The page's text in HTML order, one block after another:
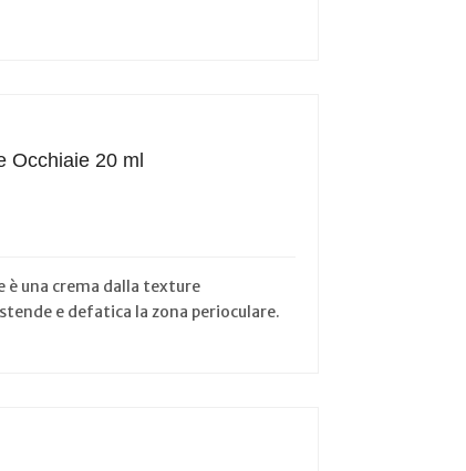
Occhiaie 20 ml
è una crema dalla texture
e defatica la zona perioculare.